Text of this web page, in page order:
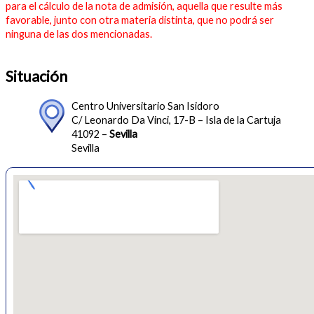
para el cálculo de la nota de admisión, aquella que resulte más
favorable, junto con otra materia distinta, que no podrá ser
ninguna de las dos mencionadas.
Situación
Centro Universitario San Isidoro
C/ Leonardo Da Vinci, 17-B – Isla de la Cartuja
41092 – Sevilla
Sevilla